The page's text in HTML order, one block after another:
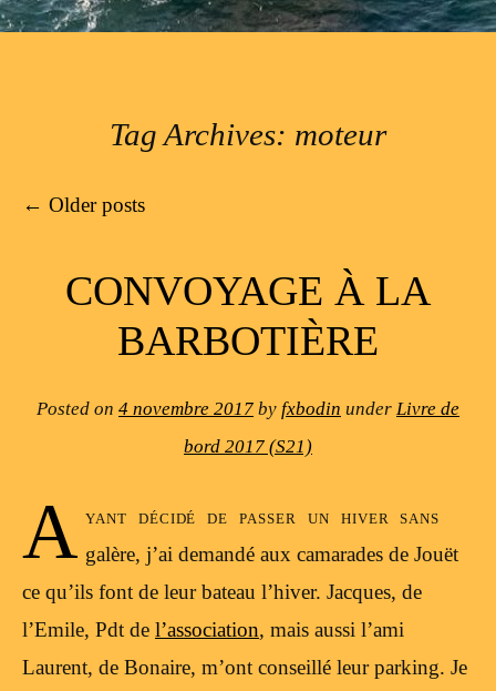
Tag Archives: moteur
Post navigation
← Older posts
CONVOYAGE À LA
BARBOTIÈRE
Posted on 4 novembre 2017 by fxbodin under Livre de
bord 2017 (S21)
A yant décidé de passer un hiver sans
galère, j’ai demandé aux camarades de Jouët
ce qu’ils font de leur bateau l’hiver. Jacques, de
l’Emile, Pdt de l’association, mais aussi l’ami
Laurent, de Bonaire, m’ont conseillé leur parking. Je